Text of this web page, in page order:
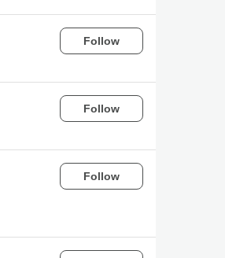
Follow
Follow
Follow